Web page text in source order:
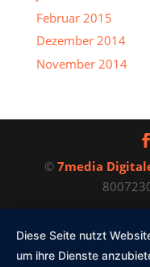
Februar 2015
Dezember 2014
November 2014
©7media
Diese Seite nutzt
um ihre Dienste